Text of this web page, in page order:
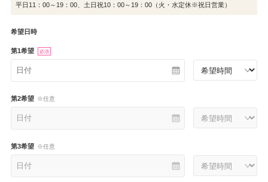
平日11：00～19：00、土日祝10：00～19：00（火・水定休※祝日営業）
希望日時
第1希望 必須
第2希望 ※任意
第3希望 ※任意